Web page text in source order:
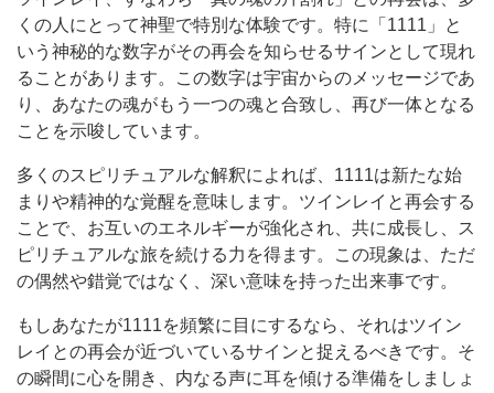
くの人にとって神聖で特別な体験です。特に「1111」と
いう神秘的な数字がその再会を知らせるサインとして現れ
ることがあります。この数字は宇宙からのメッセージであ
り、あなたの魂がもう一つの魂と合致し、再び一体となる
ことを示唆しています。
多くのスピリチュアルな解釈によれば、1111は新たな始
まりや精神的な覚醒を意味します。ツインレイと再会する
ことで、お互いのエネルギーが強化され、共に成長し、ス
ピリチュアルな旅を続ける力を得ます。この現象は、ただ
の偶然や錯覚ではなく、深い意味を持った出来事です。
もしあなたが1111を頻繁に目にするなら、それはツイン
レイとの再会が近づいているサインと捉えるべきです。そ
の瞬間に心を開き、内なる声に耳を傾ける準備をしましょ